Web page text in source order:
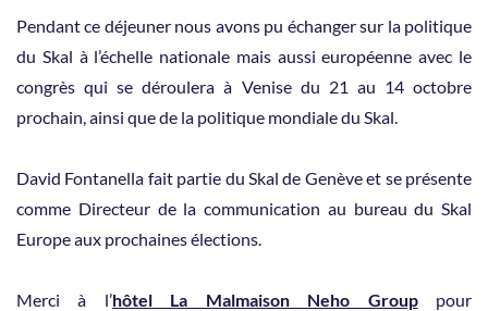
Pendant ce déjeuner nous avons pu échanger sur la politique
du Skal à l’échelle nationale mais aussi européenne avec le
congrès qui se déroulera à Venise du 21 au 14 octobre
prochain, ainsi que de la politique mondiale du Skal.
David Fontanella fait partie du Skal de Genève et se présente
comme Directeur de la communication au bureau du Skal
Europe aux prochaines élections.
Merci à l’hôtel La Malmaison Neho Grouppour